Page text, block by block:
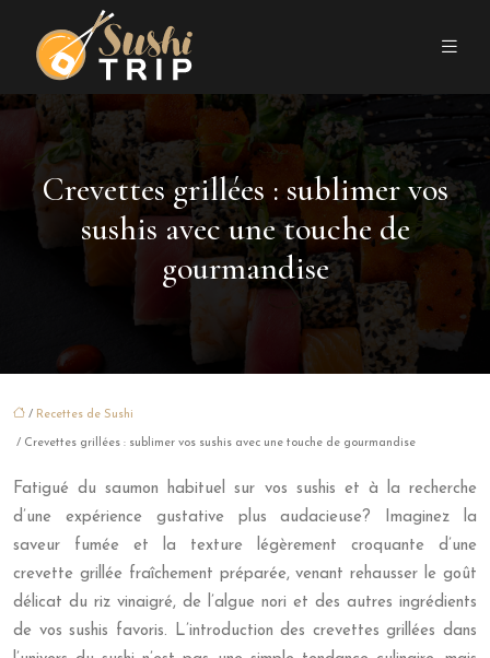
Crevettes grillées : sublimer vos
sushis avec une touche de
gourmandise
/ Recettes de Sushi
/ Crevettes grillées : sublimer vos sushis avec une touche de gourmandise
Fatigué du saumon habituel sur vos sushis et à la recherche
d’une expérience gustative plus audacieuse? Imaginez la
saveur fumée et la texture légèrement croquante d’une
crevette grillée fraîchement préparée, venant rehausser le goût
délicat du riz vinaigré, de l’algue nori et des autres ingrédients
de vos sushis favoris. L’introduction des crevettes grillées dans